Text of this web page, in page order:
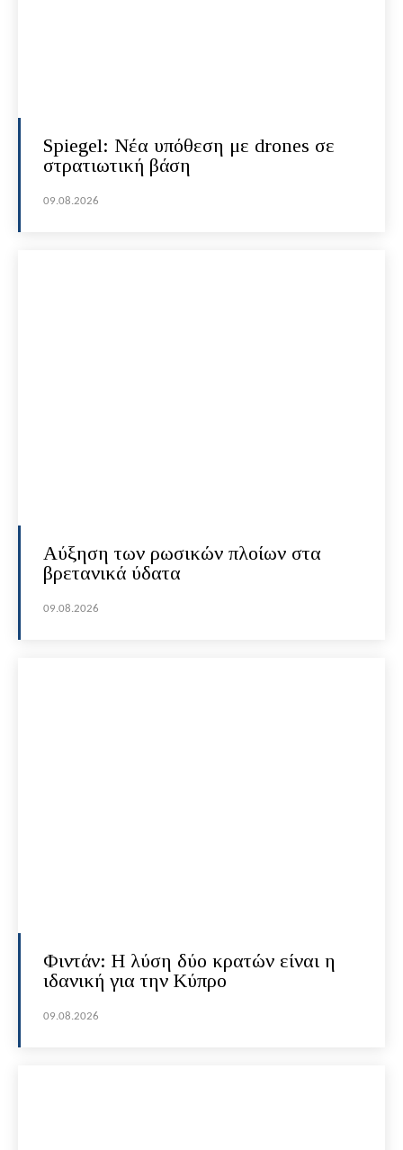
Spiegel: Νέα υπόθεση με drones σε
στρατιωτική βάση
09.08.2026
Αύξηση των ρωσικών πλοίων στα
βρετανικά ύδατα
09.08.2026
Φιντάν: Η λύση δύο κρατών είναι η
ιδανική για την Κύπρο
09.08.2026